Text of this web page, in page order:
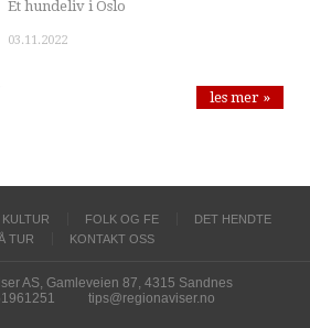
Et hundeliv i Oslo
03.11.2022
les mer »
KULTUR FOLK OG FE
DET HENDTE
TUR KONTAKT OSS
AS, Gamleveien 87, 4315 Sandnes
tips@regionaviser.no